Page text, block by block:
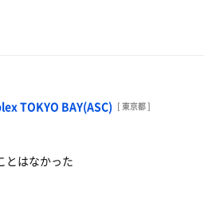
TOKYO BAY(ASC) [ 東京都 ]
とはなかった